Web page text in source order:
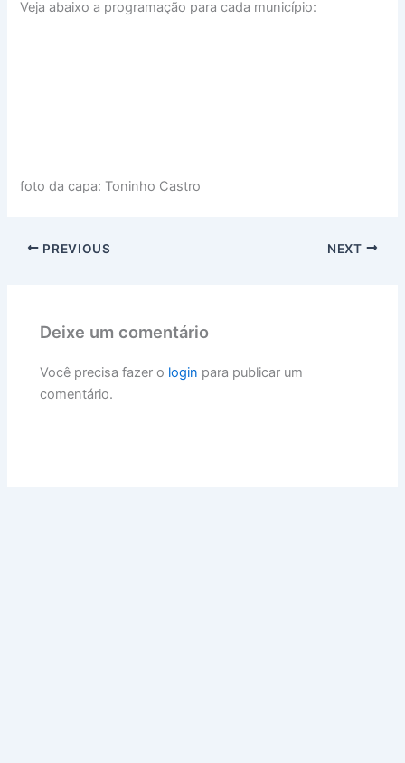
Veja abaixo a programação para cada município:
foto da capa: Toninho Castro
PREVIOUS NEXT
Deixe um comentário
Você precisa fazer o login para publicar um
comentário.